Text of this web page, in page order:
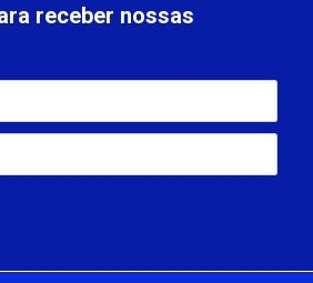
receber nossas